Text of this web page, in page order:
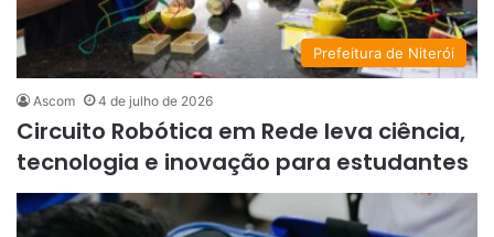
Prefeitura de Niterói
Ascom 4 de julho de 2026
Circuito Robótica em Rede leva ciência,
tecnologia e inovação para estudantes